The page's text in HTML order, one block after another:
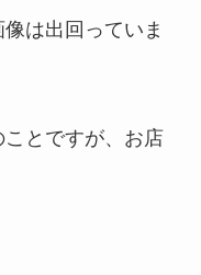
は出回っていま
とですが、お店